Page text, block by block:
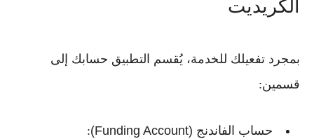
الكريديت
بمجرد تفعيلك للخدمة، يُقسم التطبيق حسابك إلى
قسمين:
حساب الفاندنج (Funding Account) :